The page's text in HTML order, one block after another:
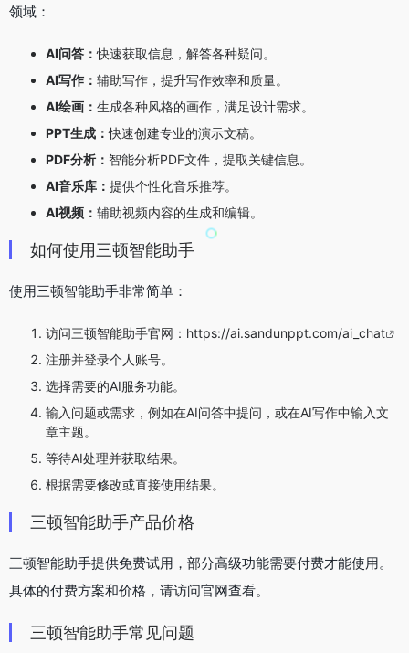
领域：
AI问答：快速获取信息，解答各种疑问。
AI写作： 辅助写作，提升写作效率和质量。
AI绘画： 生成各种风格的画作，满足设计需求。
PPT生成：快速创建专业的演示文稿。
PDF分析： 智能分析PDF文件，提取关键信息。
AI音乐库： 提供个性化音乐推荐。
AI视频： 辅助视频内容的生成和编辑。
如何使用三顿智能助手
使用三顿智能助手非常简单：
访问三顿智能助手官网： https://ai.sandunppt.com/ai_chat
注册并登录个人账号。
选择需要的AI服务功能。
输入问题或需求，例如在AI问答中提问，或在AI写作中输入文
章主题。
等待AI处理并获取结果。
根据需要修改或直接使用结果。
三顿智能助手产品价格
三顿智能助手提供免费试用，部分高级功能需要付费才能使用。
具体的付费方案和价格，请访问官网查看。
三顿智能助手常见问题